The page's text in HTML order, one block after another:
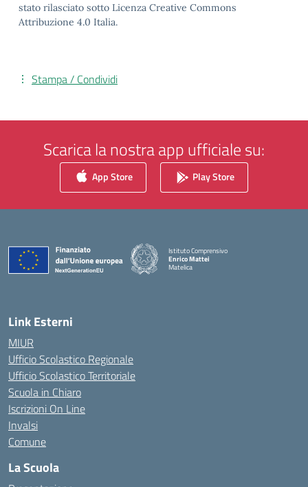
stato rilasciato sotto Licenza Creative Commons
Attribuzione 4.0 Italia.
Stampa / Condividi
Scarica la nostra app ufficiale su:
App Store Play Store
Istituto Comprensivo
Enrico Mattei
Matelica
Link Esterni
MIUR
Ufficio Scolastico Regionale
Ufficio Scolastico Territoriale
Scuola in Chiaro
Iscrizioni On Line
Invalsi
Comune
La Scuola